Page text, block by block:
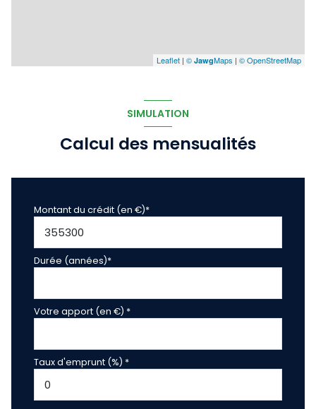
Leaflet | © JawgMaps | © OpenStreetMap
SIMULATION
Calcul des mensualités
Montant du crédit (en €)*
Durée (années)*
Votre apport (en €) *
Taux d'emprunt (%) *